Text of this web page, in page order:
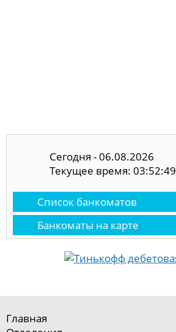
Сегодня - 06.08.2026
Текущее время: 03:52:49
Список банкоматов
Банкоматы на карте
Главная